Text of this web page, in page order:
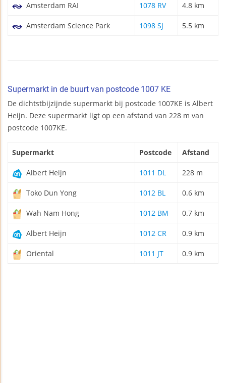
Amsterdam RAI 1078 RV 4.8 km
Amsterdam Science Park 1098 SJ 5.5 km
Supermarkt in de buurt van postcode 1007 KE
De dichtstbijzijnde supermarkt bij postcode 1007KE is Albert
Heijn. Deze supermarkt ligt op een afstand van 228 m van
postcode 1007KE.
Supermarkt Postcode Afstand
Albert Heijn 1011 DL 228 m
Toko Dun Yong 1012 BL 0.6 km
Wah Nam Hong 1012 BM 0.7 km
Albert Heijn 1012 CR 0.9 km
Oriental 1011 JT 0.9 km